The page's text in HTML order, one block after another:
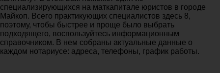
специализирующихся на маткапитале юристов в городе
Майкоп. Всего практикующих специалистов здесь 8,
поэтому, чтобы быстрее и проще было выбрать
подходящего, воспользуйтесь информационным
справочником. В нем собраны актуальные данные о
каждом нотариусе: адреса, телефоны, график работы.